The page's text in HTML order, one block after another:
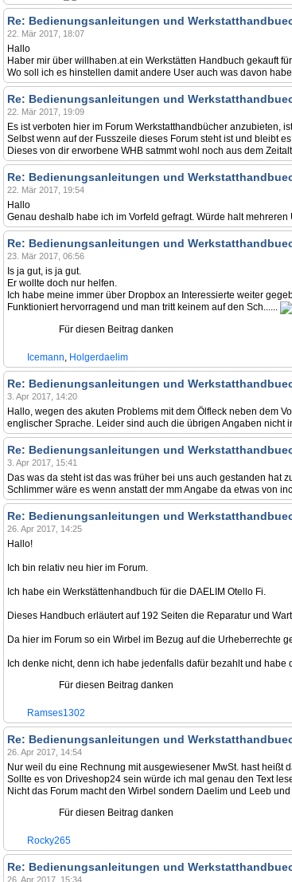
Re: Bedienungsanleitungen und
22. Mär 2017, 18:07
Hallo
Haber mir über willhaben.at ein Werkstätten Handbuch gekauft
Wo soll ich es hinstellen damit andere User auch was davon
Re: Bedienungsanleitungen und
22. Mär 2017, 19:09
Es ist verboten hier im Forum Werkstatthandbücher anzubieten,
Selbst wenn auf der Fusszeile dieses Forum steht ist und bleibt
Dieses von dir erworbene WHB satmmt wohl noch aus dem
Re: Bedienungsanleitungen und
22. Mär 2017, 19:54
Hallo
Genau deshalb habe ich im Vorfeld gefragt. Würde halt mehreren
Re: Bedienungsanleitungen und
23. Mär 2017, 06:56
Is ja gut, is ja gut.
Er wollte doch nur helfen.
Ich habe meine immer über Dropbox an Interessierte weiter
Funktioniert hervorragend und man tritt keinem auf den Sch......
Für diesen Beitrag danken
Icemann, Holgerdaelim
Re: Bedienungsanleitungen und
3. Apr 2017, 14:20
Hallo, wegen des akuten Problems mit dem Ölfleck neben dem
englischer Sprache. Leider sind auch die übrigen Angaben nicht
Re: Bedienungsanleitungen und
3. Apr 2017, 15:41
Das was da steht ist das was früher bei uns auch gestanden hat
Schlimmer wäre es wenn anstatt der mm Angabe da etwas von
Re: Bedienungsanleitungen und
26. Apr 2017, 14:25
Hallo!
Ich bin relativ neu hier im Forum.
Ich habe ein Werkstättenhandbuch für die DAELIM Otello Fi.
Dieses Handbuch erläutert auf 192 Seiten die Reparatur und
Da hier im Forum so ein Wirbel im Bezug auf die Urheberrechte
Ich denke nicht, denn ich habe jedenfalls dafür bezahlt und
Für diesen Beitrag danken
Ramses1302
Re: Bedienungsanleitungen und
26. Apr 2017, 14:54
Nur weil du eine Rechnung mit ausgewiesener MwSt. hast heißt
Sollte es von Driveshop24 sein würde ich mal genau den Text
Nicht das Forum macht den Wirbel sondern Daelim und Leeb
Für diesen Beitrag danken
Rocky265
Re: Bedienungsanleitungen und
26. Apr 2017, 15:34